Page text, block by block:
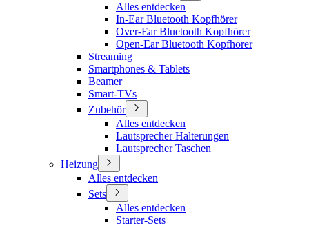
Alles entdecken
In-Ear Bluetooth Kopfhörer
Over-Ear Bluetooth Kopfhörer
Open-Ear Bluetooth Kopfhörer
Streaming
Smartphones & Tablets
Beamer
Smart-TVs
Zubehör
Alles entdecken
Lautsprecher Halterungen
Lautsprecher Taschen
Heizung
Alles entdecken
Sets
Alles entdecken
Starter-Sets